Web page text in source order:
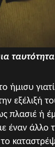
ταυτότητα
ήμισυ
εξέλιξή
πλασιέ ή
έναν άλλο